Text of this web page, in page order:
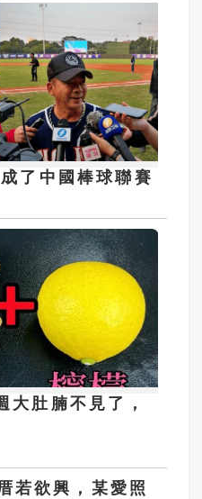
了中國棒球聯賽
大肚腩不見了，
厝若欲興，某愛照